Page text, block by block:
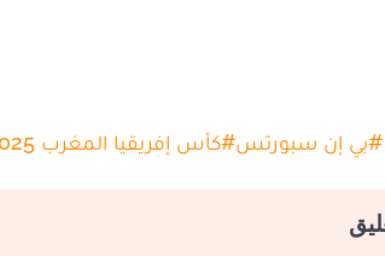
#بي إن سبورتس#كأس إفريقيا المغرب 2025